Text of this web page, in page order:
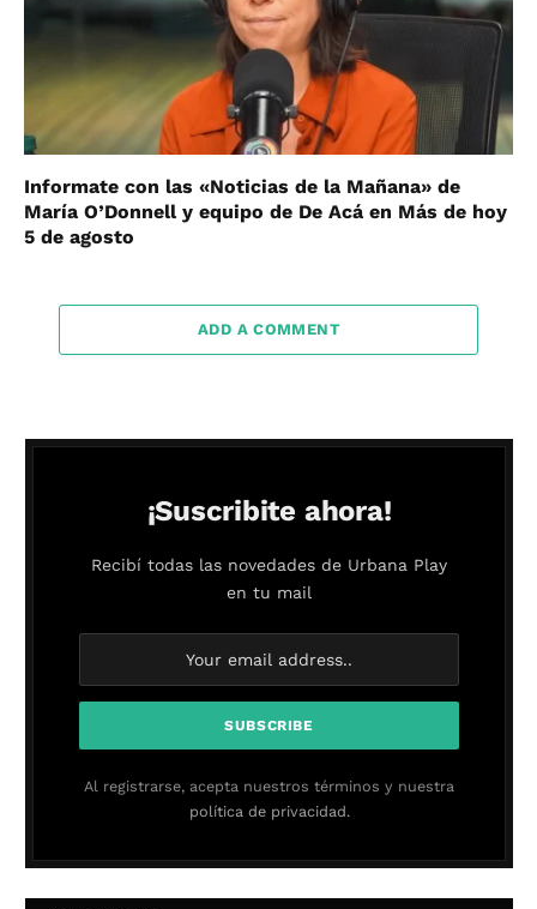
Informate con las «Noticias de la Mañana» de
María O’Donnell y equipo de De Acá en Más de hoy
5 de agosto
ADD A COMMENT
¡Suscribite ahora!
Recibí todas las novedades de Urbana Play
en tu mail
Al registrarse, acepta nuestros términos y nuestra
política de privacidad.